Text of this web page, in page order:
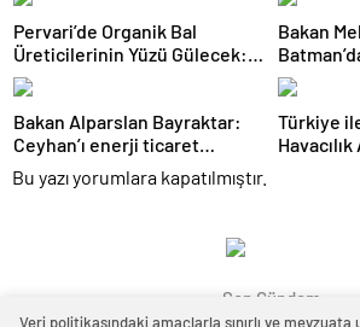
Pervari’de Organik Bal
Üreticilerinin Yüzü Gülecek:
Bu Yıl Rekolte İyi Seviyede
Bekleniyor
Bakan
hizmet
Bakan Alparslan Bayraktar:
Ceyhan’ı enerji ticaret
merkezi yapacağız
Türkiye
Bu yazı yorumlara kapatılmıştır.
Son Gündem
Veri politikasındaki amaçlarla sınırlı ve mevzuata